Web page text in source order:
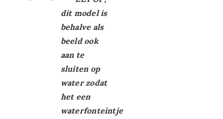
dit model is
behalve als
beeld ook
aan te
sluiten op
water zodat
het een
waterfonteintje